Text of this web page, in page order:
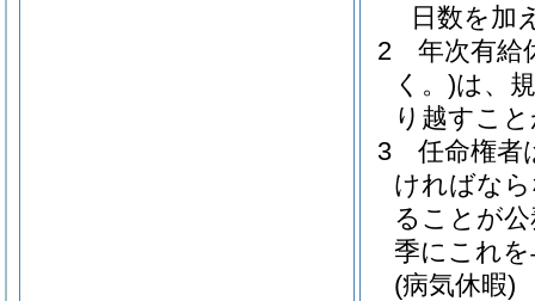
日数を加
2
年次有給
く。)は、
り越すこ
3
任命権者
ければな
ることが
季にこれ
(病気休暇)